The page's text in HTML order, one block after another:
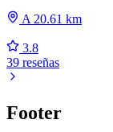
A 20.61 km
3.8
39 reseñas
Footer